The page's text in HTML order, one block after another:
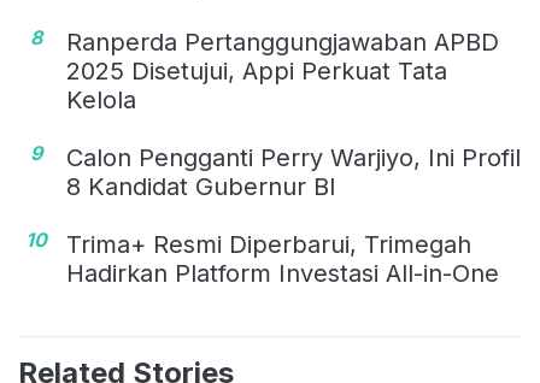
8
Ranperda Pertanggungjawaban APBD
2025 Disetujui, Appi Perkuat Tata
Kelola
9
Calon Pengganti Perry Warjiyo, Ini Profil
8 Kandidat Gubernur BI
10
Trima+ Resmi Diperbarui, Trimegah
Hadirkan Platform Investasi All-in-One
Related Stories